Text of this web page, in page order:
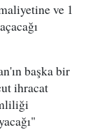
ve 1
başka bir
ihracat